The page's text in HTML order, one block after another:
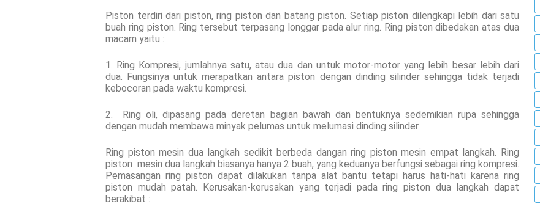
Piston terdiri dari piston, ring piston dan batang piston. Setiap piston dilengkapi lebih dari satu
buah ring piston. Ring tersebut terpasang longgar pada alur ring. Ring piston dibedakan atas dua
macam yaitu :
1. Ring Kompresi, jumlahnya satu, atau dua dan untuk motor-motor yang lebih besar lebih dari
dua. Fungsinya untuk merapatkan antara piston dengan dinding silinder sehingga tidak terjadi
kebocoran pada waktu kompresi.
2. Ring oli, dipasang pada deretan bagian bawah dan bentuknya sedemikian rupa sehingga
dengan mudah membawa minyak pelumas untuk melumasi dinding silinder.
Ring piston mesin dua langkah sedikit berbeda dangan ring piston mesin empat langkah. Ring
piston mesin dua langkah biasanya hanya 2 buah, yang keduanya berfungsi sebagai ring kompresi.
Pemasangan ring piston dapat dilakukan tanpa alat bantu tetapi harus hati-hati karena ring
piston mudah patah. Kerusakan-kerusakan yang terjadi pada ring piston dua langkah dapat
berakibat :